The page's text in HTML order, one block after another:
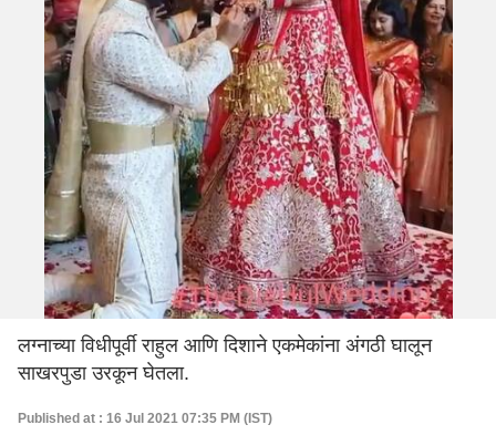
लग्नाच्या विधीपूर्वी राहुल आणि दिशाने एकमेकांना अंगठी घालून
साखरपुडा उरकून घेतला.
Published at : 16 Jul 2021 07:35 PM (IST)